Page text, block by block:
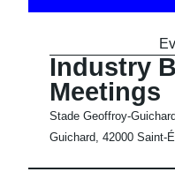
Industry
Meetings
Stade Geoffroy-
Guichard, 42000 Saint-